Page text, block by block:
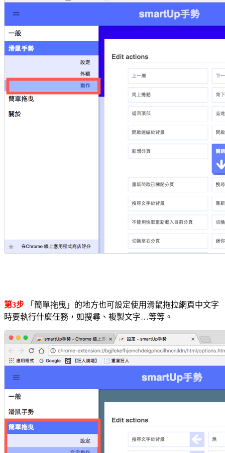
第3步 「簡單拖曳」的地方也可設定使用滑鼠拖拉網頁中文字
時要執行什麼任務，如搜尋、複製文字…等等。